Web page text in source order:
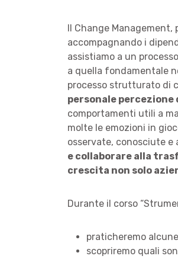
Il Change Management,
accompagnando i
assistiamo a un
a quella fondamentale
processo strutturato di
personale percezione
comportamenti utili a
molte le emozioni in
osservate, conosciute e
e collaborare alla
crescita non solo
Durante il corso
praticheremo alcune
scopriremo quali